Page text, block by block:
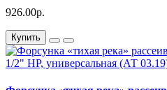
926.00р.
Купить